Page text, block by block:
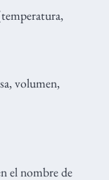
volumen,
el nombre de